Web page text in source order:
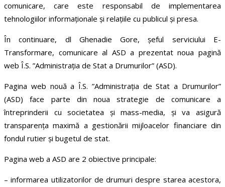
comunicare, care este responsabil de implementarea
tehnologiilor informaționale și relațiile cu publicul și presa.
În continuare, dl Ghenadie Gore, șeful serviciului E-
Transformare, comunicare al ASD a prezentat noua pagină
web Î.S. ”Administrația de Stat a Drumurilor” (ASD).
Pagina web nouă a Î.S. ”Administrația de Stat a Drumurilor”
(ASD) face parte din noua strategie de comunicare a
întreprinderii cu societatea și mass-media, și va asigură
transparența maximă a gestionării mijloacelor financiare din
fondul rutier și bugetul de stat.
Pagina web a ASD are 2 obiective principale:
– informarea utilizatorilor de drumuri despre starea acestora,